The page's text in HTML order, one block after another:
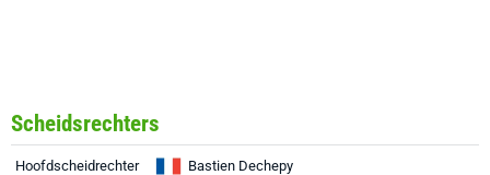
Scheidsrechters
Hoofdscheidrechter Bastien Dechepy